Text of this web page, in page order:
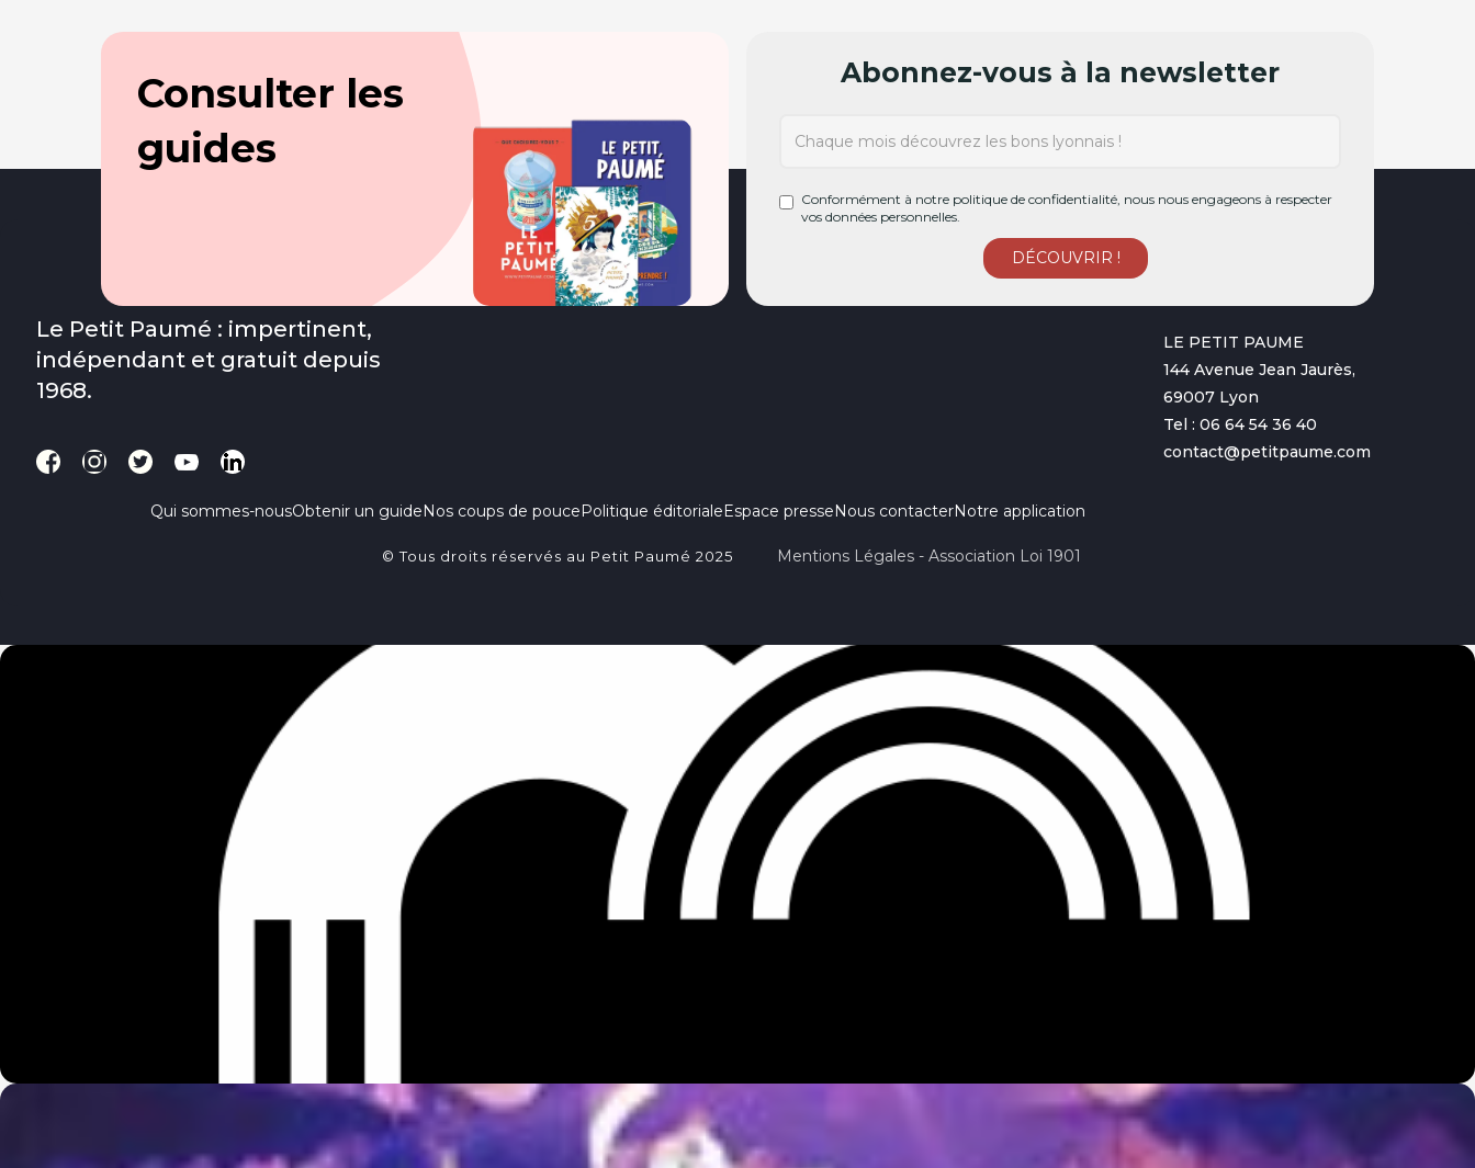
Consulter les
guides
Abonnez-vous à la newsletter
Conformément à notre politique de confidentialité, nous nous engageons à respecter
vos données personnelles.
Le Petit Paumé : impertinent,
indépendant et gratuit depuis
1968.
Qui sommes-nousObtenir un guideNos coups de poucePolitique éditorialeEspace presseNous contacterNotre application
LE PETIT PAUME
144 Avenue Jean Jaurès,
69007 Lyon
Tel : 06 64 54 36 40
contact@petitpaume.com
© Tous droits réservés au Petit Paumé 2025 Mentions Légales - Association Loi 1901